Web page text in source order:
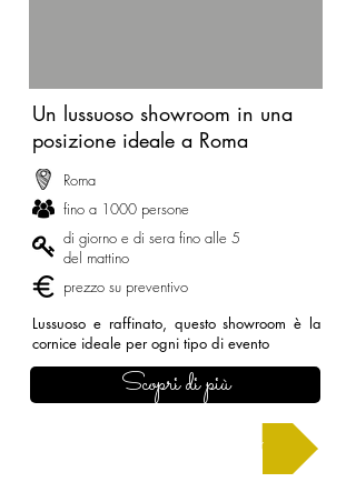
Un lussuoso showroom in una
posizione ideale a Roma
Roma
fino a 1000 persone
di giorno e di sera fino alle 5
del mattino
prezzo su preventivo
Lussuoso e raffinato, questo showroom è la
cornice ideale per ogni tipo di evento
Scopri di più